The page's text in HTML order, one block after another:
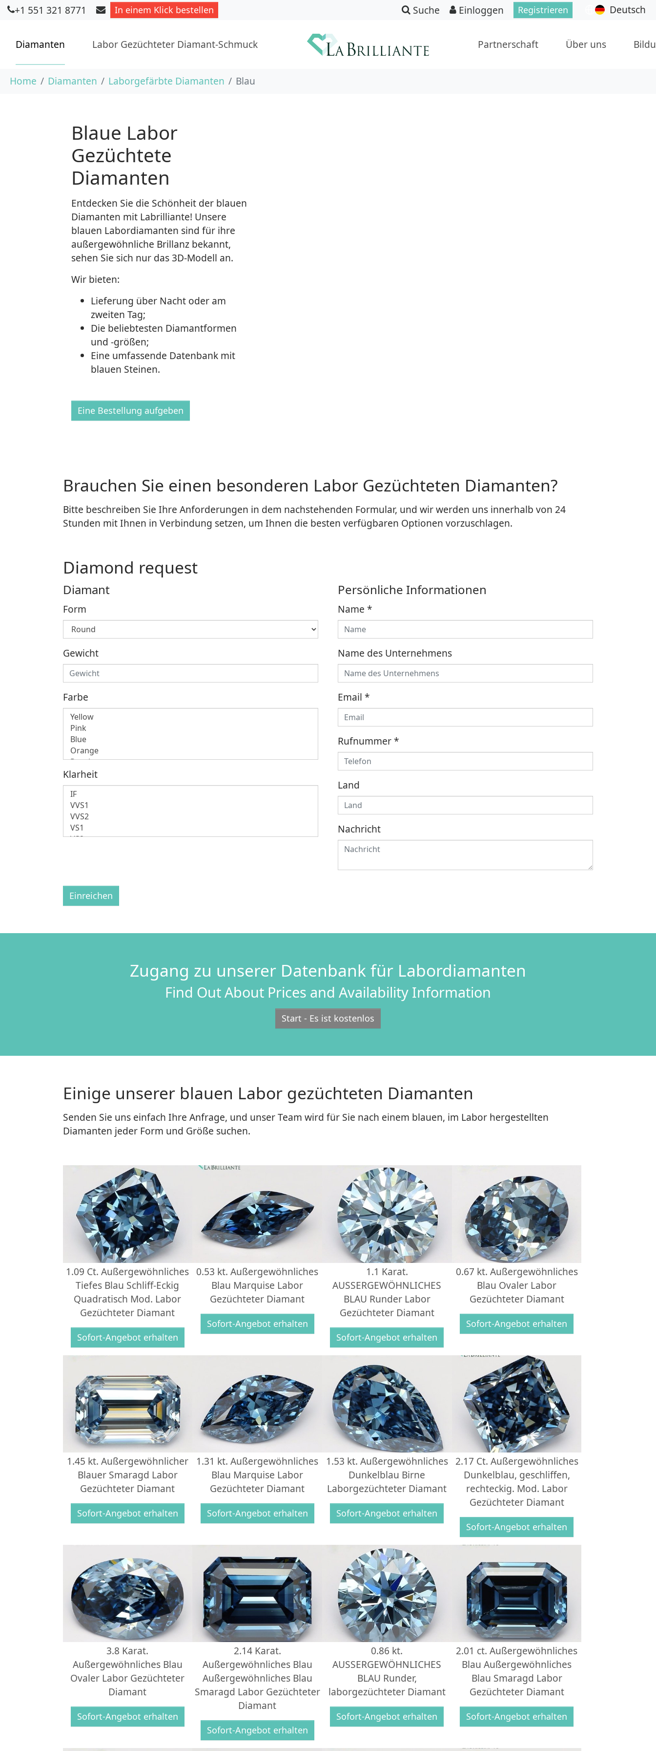
Skip to main content
+1 551 321 8771 In einem Klick bestellen Suche Einloggen Registrieren Deutsch
Diamanten Labor Gezüchteter Diamant-Schmuck Partnerschaft Über uns
You are here:
Home Diamanten Laborgefärbte Diamanten Blau
Blaue Labor
Gezüchtete
Diamanten
Entdecken Sie die Schönheit der blauen
Diamanten mit Labrilliante! Unsere
blauen Labordiamanten sind für ihre
außergewöhnliche Brillanz bekannt,
sehen Sie sich nur das 3D-Modell an.
Wir bieten:
Lieferung über Nacht oder am
zweiten Tag;
Die beliebtesten Diamantformen
und -größen;
Eine umfassende Datenbank mit
blauen Steinen.
Eine Bestellung aufgeben
Brauchen Sie einen besonderen Labor Gezüchteten Diamanten?
Bitte beschreiben Sie Ihre Anforderungen in dem nachstehenden Formular, und wir werden uns innerhalb von 24
Stunden mit Ihnen in Verbindung setzen, um Ihnen die besten verfügbaren Optionen vorzuschlagen.
Diamond request
Diamant
Form
Gewicht
Farbe
Klarheit
Persönliche Informationen
Name *
Name des Unternehmens
Email *
Rufnummer*
Land
Nachricht
Einreichen
Zugang zu unserer Datenbank für Labordiamanten
Find Out About Prices and Availability Information
Start - Es ist kostenlos
Einige unserer blauen Labor gezüchteten Diamanten
Senden Sie uns einfach Ihre Anfrage, und unser Team wird für Sie nach einem blauen, im Labor hergestellten
Diamanten jeder Form und Größe suchen.
1.09 Ct. Außergewöhnliches
Tiefes Blau Schliff-Eckig
Quadratisch Mod. Labor
Gezüchteter Diamant
Sofort-Angebot erhalten
0.53 kt. Außergewöhnliches
Blau Marquise Labor
Gezüchteter Diamant
Sofort-Angebot erhalten
1.1 Karat.
AUSSERGEWÖHNLICHES
BLAU Runder Labor
Gezüchteter Diamant
Sofort-Angebot erhalten
0.67 kt. Außergewöhnliches
Blau Ovaler Labor
Gezüchteter Diamant
Sofort-Angebot erhalten
1.45 kt. Außergewöhnlicher
Blauer Smaragd Labor
Gezüchteter Diamant
Sofort-Angebot erhalten
1.31 kt. Außergewöhnliches
Blau Marquise Labor
Gezüchteter Diamant
Sofort-Angebot erhalten
1.53 kt. Außergewöhnliches
Dunkelblau Birne
Laborgezüchteter Diamant
Sofort-Angebot erhalten
2.17 Ct. Außergewöhnliches
Dunkelblau, geschliffen,
rechteckig. Mod. Labor
Gezüchteter Diamant
Sofort-Angebot erhalten
3.8 Karat.
Außergewöhnliches Blau
Ovaler Labor Gezüchteter
Diamant
Sofort-Angebot erhalten
2.14 Karat.
Außergewöhnliches Blau
Außergewöhnliches Blau
Smaragd Labor Gezüchteter
Diamant
Sofort-Angebot erhalten
0.86 kt.
AUSSERGEWÖHNLICHES
BLAU Runder,
laborgezüchteter Diamant
Sofort-Angebot erhalten
2.01 ct. Außergewöhnliches
Blau Außergewöhnliches
Blau Smaragd Labor
Gezüchteter Diamant
Sofort-Angebot erhalten